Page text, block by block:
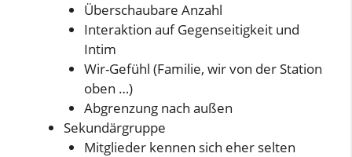
Überschaubare Anzahl
Interaktion auf Gegenseitigkeit und
Intim
Wir-Gefühl (Familie, wir von der Station
oben …)
Abgrenzung nach außen
Sekundärgruppe
Mitglieder kennen sich eher selten